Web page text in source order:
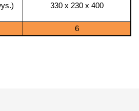
330 x 230 x 400
6